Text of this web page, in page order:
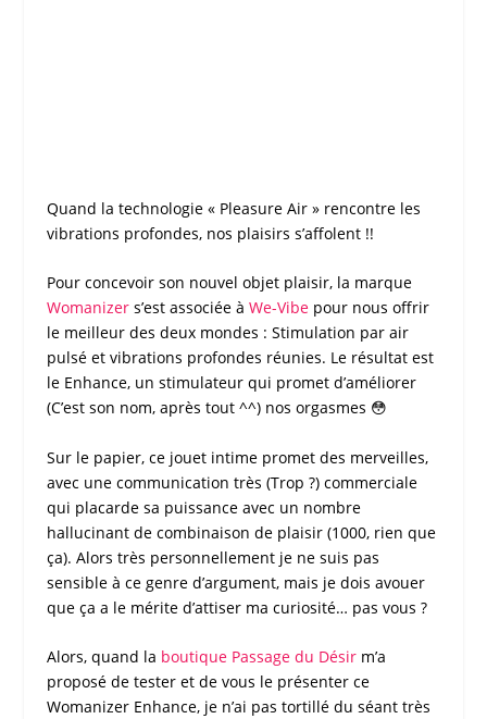
Quand la technologie « Pleasure Air » rencontre les
vibrations profondes, nos plaisirs s’affolent !!
Pour concevoir son nouvel objet plaisir, la marque
Womanizers’est associée à We-Vibepour nous offrir
le meilleur des deux mondes : Stimulation par air
pulsé et vibrations profondes réunies. Le résultat est
le Enhance, un stimulateurqui promet d’améliorer
(C’est son nom, après tout ^^) nos orgasmes 😳
Sur le papier, ce jouet intime promet des merveilles,
avec une communication très (Trop ?) commerciale
qui placarde sa puissance avec un nombre
hallucinant de combinaison de plaisir (1000, rien que
ça). Alors très personnellement je ne suis pas
sensible à ce genre d’argument, mais je dois avouer
que ça a le mérite d’attiser ma curiosité… pas vous ?
Alors, quand la boutique Passage du Désirm’a
proposé de tester et de vous le présenter ce
Womanizer Enhance, je n’ai pas tortillé du séant très